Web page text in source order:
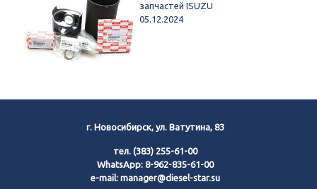
запчастей ISUZU
05.12.2024
г. Новосибирск, ул. Ватутина, 83
тел. (383) 255-61-00
WhatsApp: 8-962-835-61-00
e-mail: manager@diesel-star.su